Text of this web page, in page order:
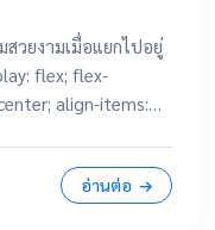
วยงามเมื่อแยกไปอยู่
อ่านต่อ